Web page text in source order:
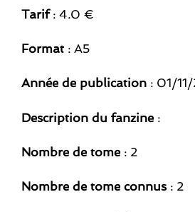
Tarif: 4.0 €
Format : A5
Année de publication : 01/
Description du fanzine :
Nombre de tome : 2
Nombre de tome connus : 2